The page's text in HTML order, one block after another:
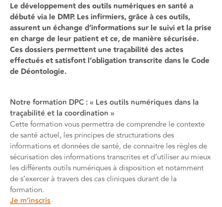
Le développement des outils numériques en santé a
débuté via le DMP. Les infirmiers, grâce à ces outils,
assurent un échange d’informations sur le suivi et la prise
en charge de leur patient et ce, de manière sécurisée.
Ces dossiers permettent une traçabilité des actes
effectués et satisfont l’obligation transcrite dans le Code
de Déontologie.
Notre formation DPC : « Les outils numériques dans la
traçabilité et la coordination »
Cette formation vous permettra de comprendre le contexte
de santé actuel, les principes de structurations des
informations et données de santé, de connaitre les règles de
sécurisation des informations transcrites et d’utiliser au mieux
les différents outils numériques à disposition et notamment
de s’exercer à travers des cas cliniques durant de la
formation.
Je m’inscris